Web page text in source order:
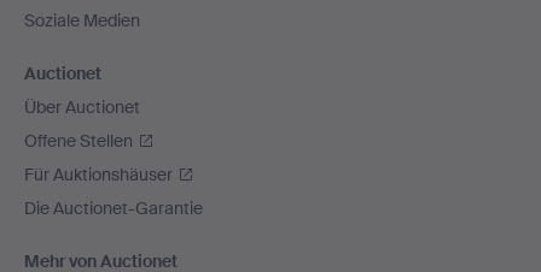
Soziale Medien
Auctionet
Über Auctionet
Offene Stellen
Für Auktionshäuser
Die Auctionet-Garantie
Mehr von Auctionet